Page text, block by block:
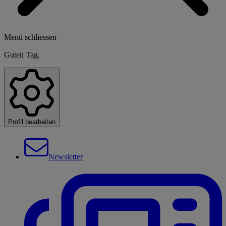
Menü schliessen
Guten Tag,
Profil bearbeiten
Newsletter